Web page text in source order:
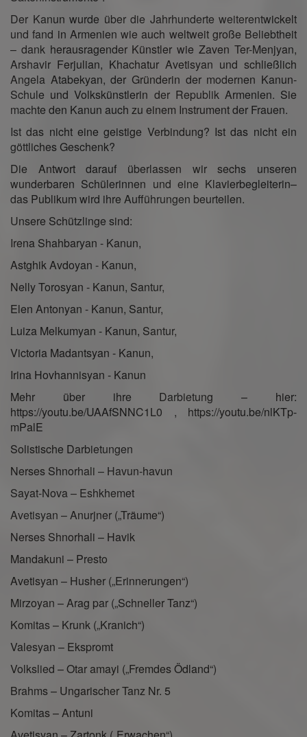
Der Kanun wurde über die Jahrhunderte weiterentwickelt
und fand in Armenien wie auch weltweit große Beliebtheit
– dank herausragender Künstler wie Zaven Ter-Menjyan,
Arshavir Ferjulian, Khachatur Avetisyan und schließlich
Angela Atabekyan, der Gründerin der modernen Kanun-
Schule und Volkskünstlerin der Republik Armenien. Sie
machte den Kanun auch zu einem Instrument der Frauen.
Ist das nicht eine geistige Verbindung? Ist das nicht ein
göttliches Geschenk?
Die Antwort darauf überlassen wir sechs unseren
wunderbaren Schülerinnen und eine Klavierbegleiterin–
das Publikum wird ihre Aufführungen beurteilen.
Unsere Schützlinge sind:
Irena Shahbaryan - Kanun,
Astghik Avdoyan - Kanun,
Nelly Torosyan - Kanun, Santur,
Elen Antonyan - Kanun, Santur,
Luiza Melkumyan - Kanun, Santur,
Victoria Madantsyan - Kanun,
Irina Hovhannisyan - Kanun
Mehr über ihre Darbietung – hier:
https://youtu.be/UAAfSNNC1L0 , https://youtu.be/nlKTp-
mPalE
Solistische Darbietungen
Nerses Shnorhali – Havun-havun
Sayat-Nova – Eshkhemet
Avetisyan – Anurjner („Träume“)
Nerses Shnorhali – Havik
Mandakuni – Presto
Avetisyan – Husher („Erinnerungen“)
Mirzoyan – Arag par („Schneller Tanz“)
Komitas – Krunk („Kranich“)
Valesyan – Ekspromt
Volkslied – Otar amayi („Fremdes Ödland“)
Brahms – Ungarischer Tanz Nr. 5
Komitas – Antuni